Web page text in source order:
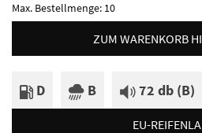
Max. Bestellmenge: 10
ZUM WARENKORB
D B 72 db (B)
EU-